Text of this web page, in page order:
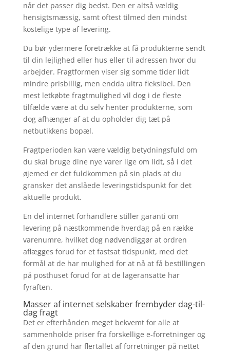
når det passer dig bedst. Den er altså vældig
hensigtsmæssig, samt oftest tilmed den mindst
kostelige type af levering.
Du bør ydermere foretrække at få produkterne sendt
til din lejlighed eller hus eller til adressen hvor du
arbejder. Fragtformen viser sig somme tider lidt
mindre prisbillig, men endda ultra fleksibel. Den
mest letkøbte fragtmulighed vil dog i de fleste
tilfælde være at du selv henter produkterne, som
dog afhænger af at du opholder dig tæt på
netbutikkens bopæl.
Fragtperioden kan være vældig betydningsfuld om
du skal bruge dine nye varer lige om lidt, så i det
øjemed er det fuldkommen på sin plads at du
gransker det anslåede leveringstidspunkt for det
aktuelle produkt.
En del internet forhandlere stiller garanti om
levering på næstkommende hverdag på en række
varenumre, hvilket dog nødvendiggør at ordren
aflægges forud for et fastsat tidspunkt, med det
formål at de har mulighed for at nå at få bestillingen
på posthuset forud for at de lageransatte har
fyraften.
Masser af internet selskaber frembyder dag-til-
dag fragt
Det er efterhånden meget bekvemt for alle at
sammenholde priser fra forskellige e-forretninger og
af den grund har flertallet af forretninger på nettet